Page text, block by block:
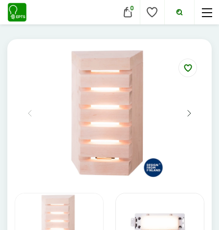
VIDAUS ŠVIESTUVAI
Pakabinami šviestuvai
Sieniniai šviestuvai
Įmontuojami šviestuvai
Pastatomi šviestuvai
Evakuaciniai šviestuvai
Šviestuvai nuo judesio
Aukštų patalpų šviestuvai
0